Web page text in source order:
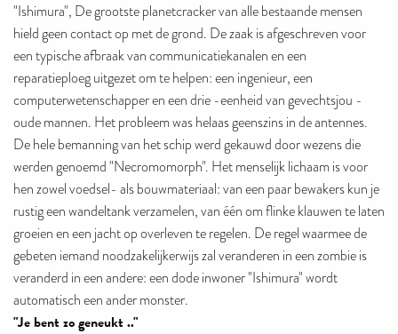
"Ishimura", De grootste planetcracker van alle bestaande mensen
hield geen contact op met de grond. De zaak is afgeschreven voor
een typische afbraak van communicatiekanalen en een
reparatieploeg uitgezet om te helpen: een ingenieur, een
computerwetenschapper en een drie -eenheid van gevechtsjou -
oude mannen. Het probleem was helaas geenszins in de antennes.
De hele bemanning van het schip werd gekauwd door wezens die
werden genoemd "Necromomorph". Het menselijk lichaam is voor
hen zowel voedsel- als bouwmateriaal: van een paar bewakers kun je
rustig een wandeltank verzamelen, van één om flinke klauwen te laten
groeien en een jacht op overleven te regelen. De regel waarmee de
gebeten iemand noodzakelijkerwijs zal veranderen in een zombie is
veranderd in een andere: een dode inwoner "Ishimura" wordt
automatisch een ander monster.
"Je bent zo geneukt .."